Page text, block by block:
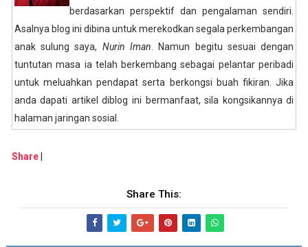
berdasarkan perspektif dan pengalaman sendiri.
Asalnya blog ini dibina untuk merekodkan segala perkembangan
anak sulung saya, Nurin Iman . Namun begitu sesuai dengan
tuntutan masa ia telah berkembang sebagai pelantar peribadi
untuk meluahkan pendapat serta berkongsi buah fikiran. Jika
anda dapati artikel diblog ini bermanfaat, sila kongsikannya di
halaman jaringan sosial.
Share
Share This: